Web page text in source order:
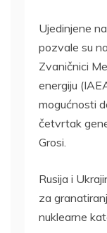
Ujedinjene
pozvale su
Zvaničnici
energiju
mogućnosti
četvrtak
Grosi.
Rusija i
za
nuklearne